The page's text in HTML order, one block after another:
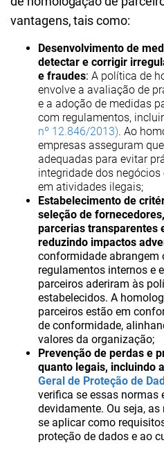
vantagens, tais como:
Desenvolvimento de
detectar e corrigir
e fraudes: A política de
envolve a avaliação de
e a adoção de medidas
com regulamentos,
nº 12.846/2013). Ao
empresas asseguram
adequadas para evitar
integridade dos
em atividades ilegais;
Estabelecimento de
seleção de
parcerias transparentes
reduzindo impactos
conformidade abrangem
regulamentos internos e
parceiros aderiram às
estabelecidos. A
parceiros estão em
de conformidade,
valores da organização;
Prevenção de perdas e
quanto legais, incluindo
Geral de Proteção de
verifica se essas normas
devidamente. Ou seja,
se aplicar como
proteção de dados e ao